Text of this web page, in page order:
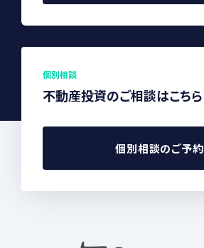
個別相談
不動産投資のご相談はこちら
個別相談のご予約